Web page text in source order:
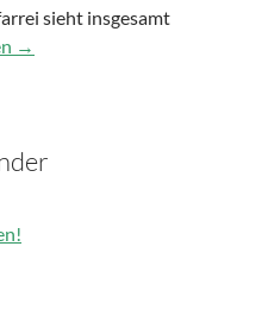
sieht insgesamt
Gottesdienstangebote in
→